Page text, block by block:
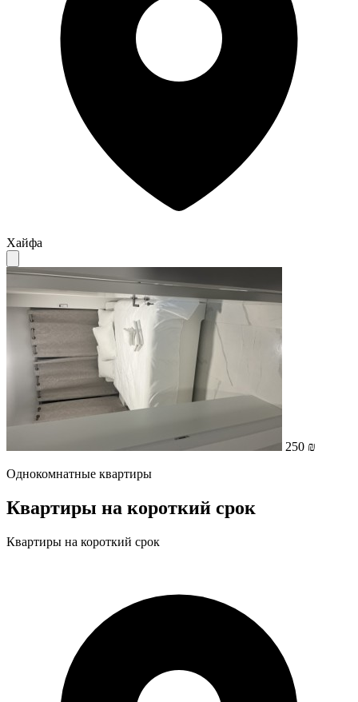
Хайфа
250 ₪
Однокомнатные квартиры
Квартиры на короткий срок
Квартиры на короткий срок